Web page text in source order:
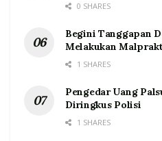
0 SHARES
Begini Tanggapan
Melakukan
1 SHARES
Pengedar Uang
Diringkus Polisi
1 SHARES